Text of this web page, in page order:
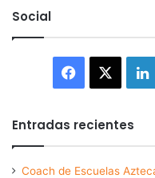
Social
Facebook
Entradas recientes
Coach de Escuelas